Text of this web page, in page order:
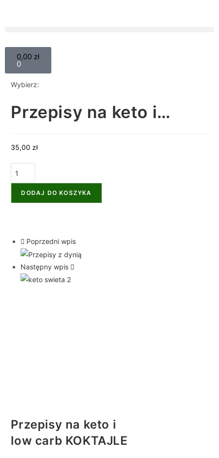
0,00 zł
0
Wybierz:
Przepisy na keto i…
35,00 zł
DODAJ DO KOSZYKA
Poprzedni wpis
Następny wpis
Przepisy na keto i
low carb KOKTAJLE